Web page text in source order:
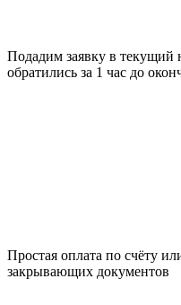
Подадим заявку в
обратились за 1 час до
Простая оплата по счёту
закрывающих документов